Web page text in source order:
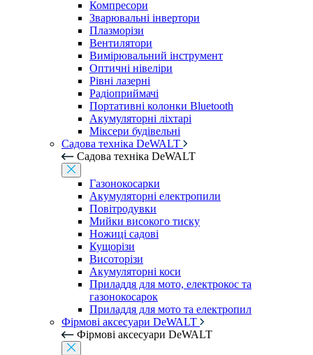
Компресори
Зварювальні інвертори
Плазморізи
Вентилятори
Вимірювальний інструмент
Оптичні нівеліри
Рівні лазерні
Радіоприймачі
Портативні колонки Bluetooth
Акумуляторні ліхтарі
Міксери будівельні
Садова техніка DeWALT
Садова техніка DeWALT
Газонокосарки
Акумуляторні електропили
Повітродувки
Мийки високого тиску
Ножиці садові
Кущорізи
Висоторізи
Акумуляторні коси
Приладдя для мото, електрокос та
газонокосарок
Приладдя для мото та електропил
Фірмові аксесуари DeWALT
Фірмові аксесуари DeWALT